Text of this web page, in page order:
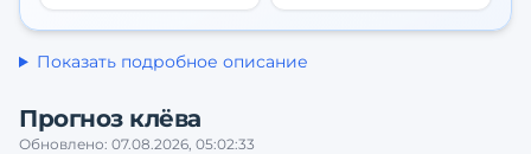
Показать подробное описание
Прогноз клёва
Обновлено: 07.08.2026, 05:02:33